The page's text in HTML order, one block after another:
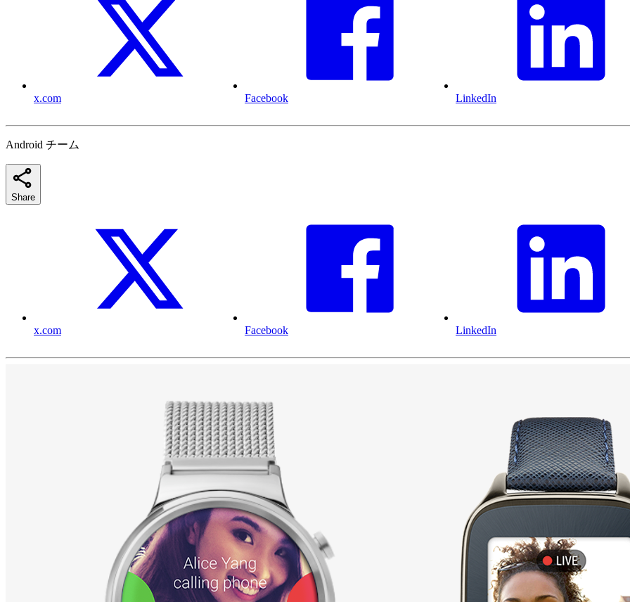
x.com Facebook LinkedIn
Android チーム
Share
x.com Facebook LinkedIn